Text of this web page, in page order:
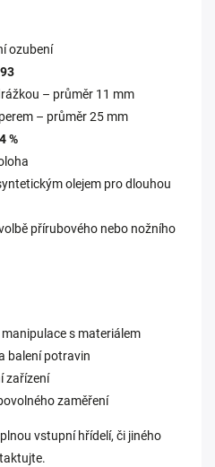
ozubení
– průměr 11 mm
– průměr 25 mm
%
olejem pro dlouhou
přírubového nebo nožního
s materiálem
balení potravin
zařízení
zaměření
vstupní hřídelí, či jiného